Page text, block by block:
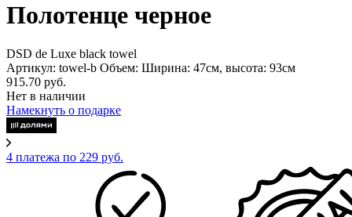
Полотенце черное
DSD de Luxe black towel
Артикул: towel-b Объем: Ширина: 47см, высота: 93см
915.70 руб.
Нет в наличии
Намекнуть о подарке
4 платежа по 229 руб.